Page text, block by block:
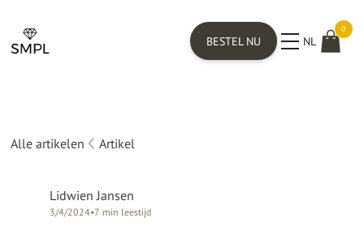
BESTEL NU NL
0
Alle artikelen Artikel
Lidwien Jansen
3/4/2024•7 min leestijd